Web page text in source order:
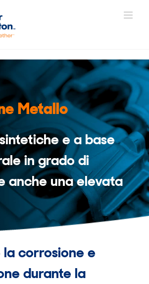
Metallo
e a base
in grado di
anche una elevata
la corrosione e
durante la